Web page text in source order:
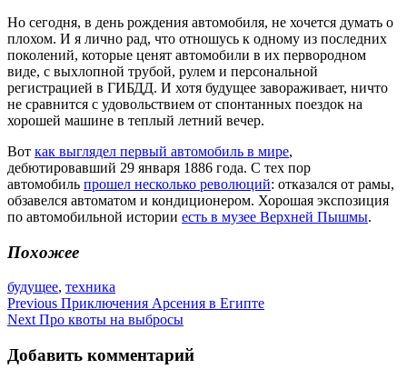
Но сегодня, в день рождения автомобиля, не хочется думать о
плохом. И я лично рад, что отношусь к одному из последних
поколений, которые ценят автомобили в их первородном
виде, с выхлопной трубой, рулем и персональной
регистрацией в ГИБДД. И хотя будущее завораживает, ничто
не сравнится с удовольствием от спонтанных поездок на
хорошей машине в теплый летний вечер.
Вот как выглядел первый автомобиль в мире,
дебютировавший 29 января 1886 года. С тех пор
автомобиль прошел несколько революций: отказался от рамы,
обзавелся автоматом и кондиционером. Хорошая экспозиция
по автомобильной истории есть в музее Верхней Пышмы.
Похожее
будущее, техника
Навигация
по
записям
Previous Приключения Арсения в Египте
Next Про квоты на выбросы
Добавить комментарий